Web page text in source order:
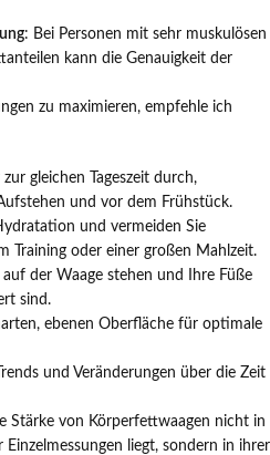
: Bei Personen mit sehr muskulösen
kann die Genauigkeit der
zu maximieren, empfehle ich
gleichen Tageszeit durch,
und vor dem Frühstück.
und vermeiden Sie
Training oder einer großen Mahlzeit.
der Waage stehen und Ihre Füße
sind.
ebenen Oberfläche für optimale
und Veränderungen über die Zeit
Stärke von Körperfettwaagen nicht in
liegt, sondern in ihrer